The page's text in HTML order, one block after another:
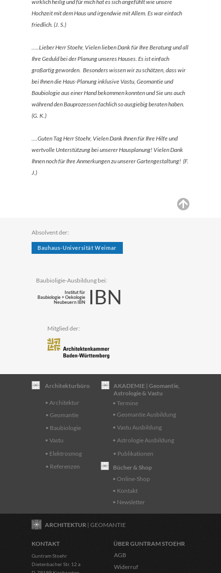
wirklich heilig und für mich hat es sich angefühlt wie unsere
Hochzeit mit dem Haus und irgendwie mit Allem. Es war einfach
friedlich. (J. S.)
…..Lieber Herr Stoehr, Vielen lieben Dank für Ihre Beratung und all
Ihre Geduld bei der Planung unseres Hauses. Es ist einfach
großartig geworden. Besonders wissen wir zu schätzen, dass wir
bei Ihnen die Haus-Planung inklusive Vastu, Geomantie und
Baubiologie aus einer Hand bekommen konnten und Sie uns auch
während den Bauprozessen fachlich so ausgiebig beraten haben.
(G. K.)
….Guten Tag Herr Stoehr, Vielen Dank Ihnen für Ihre Hilfe und
wertvolle Unterstützung bei unserer Hausplanung! Vielen Dank
Ihnen noch für Ihre Anmerkungen zu unserer Gartengestaltung! (F.
J.)
Absolvent der:
Bauhaus-Universität Weimar
Baubioligie-Ausbildung bei:
Institut für
Baubiologie + Oekologie
Neubeuern IBN
IBN
Mitglied der:
Architekturbüro
AKADEMIE | Geomantie,
Astrologie & Vastu
Bücher & Shop
• Architektur • Termine
• Online-Shop
• Geomantie • Geomantie Ausbildung
• Kontakt
• Baubiologie
• Vastu
• Elektrosmog
• Vastu Ausbildung
• Astrologie Ausbildung
• Publikationen
• Newsletter
• Referenzen
ÜBER GUNTRAM STOEHR
KONTAKT
Guntram Stoehr
Dietenbacher Str. 12 a
ARCHITEKTUR | GEOMANTIE
AGB
Widerruf